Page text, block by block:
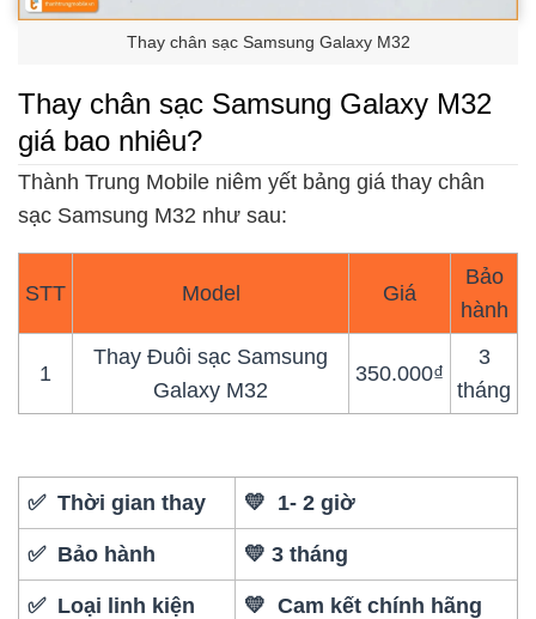
Thay chân sạc Samsung Galaxy M32
Thay chân sạc Samsung Galaxy M32
giá bao nhiêu?
Thành Trung Mobile niêm yết bảng giá thay chân
sạc Samsung M32 như sau:
STT Model Giá
Bảo
hành
1
Thay Đuôi sạc Samsung
Galaxy M32
350.000₫
3
tháng
✅ Thời gian thay 💛 1- 2 giờ
✅ Bảo hành 💛 3 tháng
✅ Loại linh kiện 💛 Cam kết chính hãng